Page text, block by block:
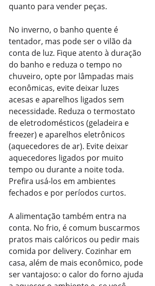
quanto para vender peças.
No inverno, o banho quente é
tentador, mas pode ser o vilão da
conta de luz. Fique atento à duração
do banho e reduza o tempo no
chuveiro, opte por lâmpadas mais
econômicas, evite deixar luzes
acesas e aparelhos ligados sem
necessidade. Reduza o termostato
de eletrodomésticos (geladeira e
freezer) e aparelhos eletrônicos
(aquecedores de ar). Evite deixar
aquecedores ligados por muito
tempo ou durante a noite toda.
Prefira usá-los em ambientes
fechados e por períodos curtos.
A alimentação também entra na
conta. No frio, é comum buscarmos
pratos mais calóricos ou pedir mais
comida por delivery. Cozinhar em
casa, além de mais econômico, pode
ser vantajoso: o calor do forno ajuda